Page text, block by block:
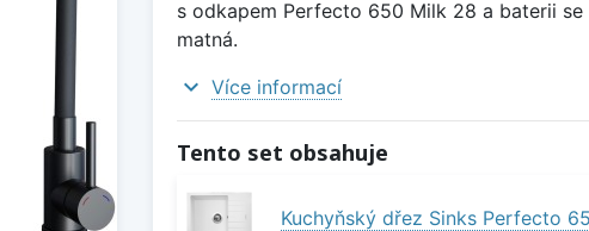
s odkapem Perfecto 650 Milk 28 a baterii se
matná.
expand_more Více informací
Tento set obsahuje
Kuchyňský dřez Sinks Perfecto